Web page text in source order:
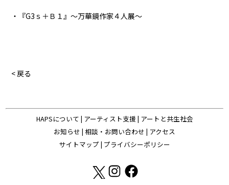
・『G3ｓ＋Ｂ１』～万華鏡作家４人展～
< 戻る
HAPSについて | アーティスト支援 | アートと共生社会
お知らせ | 相談・お問い合わせ | アクセス
サイトマップ | プライバシーポリシー